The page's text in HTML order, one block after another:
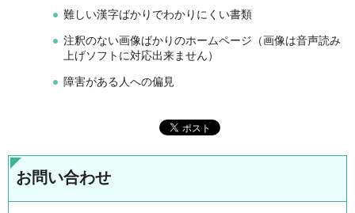
難しい漢字ばかりでわかりにくい書類
注釈のない画像ばかりのホームページ（画像は音声読み
上げソフトに対応出来ません）
障害がある人への偏見
お問い合わせ